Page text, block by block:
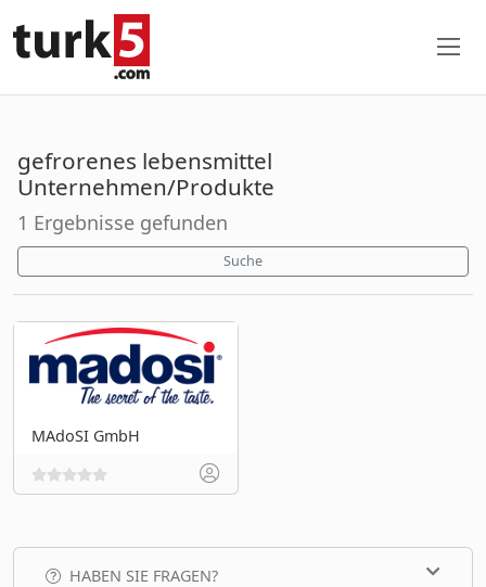
gefrorenes lebensmittel
Unternehmen/Produkte
1 Ergebnisse gefunden
Suche
MAdoSI GmbH
HABEN SIE FRAGEN?